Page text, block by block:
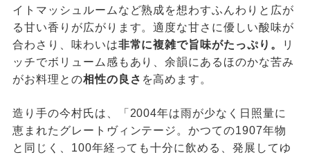
イトマッシュルームなど熟成を想わすふんわりと広が
る甘い香りが広がります。適度な甘さに優しい酸味が
合わさり、味わいは非常に複雑で旨味がたっぷり。
リ
ッチでボリューム感もあり、余韻にあるほのかな苦み
がお料理との相性の良さ を高めます。
造り手の今村氏は、「2004年は雨が少なく日照量に
恵まれたグレートヴィンテージ。かつての1907年物
と同じく、100年経っても十分に飲める、発展してゆ